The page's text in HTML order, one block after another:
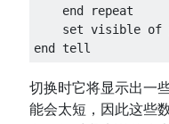
    end repeat
set visible of
切换时它将显示出一
能会太短，因此这些